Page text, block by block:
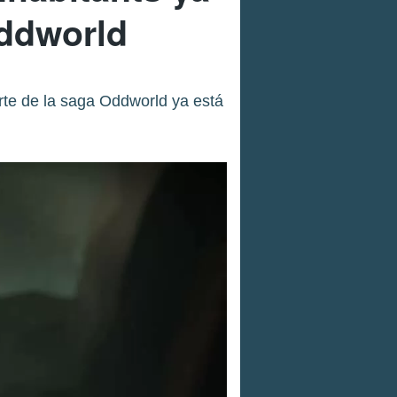
de la saga Oddworld ya está